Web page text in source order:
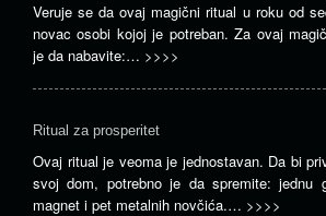
Veruje se da ovaj magični ritual u roku od
novac osobi kojoj je potreban. Za ovaj
je da nabavite:… >>>>
Ritual za prosperitet
Ovaj ritual je veoma je jednostavan. Da bi
svoj dom, potrebno je da spremite: jednu
magnet i pet metalnih novčića.… >>>>